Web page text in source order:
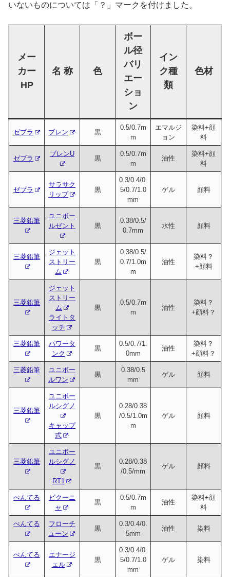
いないものについては「？」マークを付けました。
メー
カー
HP
名 称 色
ボー
ル径
バリ
エー
ショ
ン
イン
ク種
類
色材
ゼブラ ブレン 黒
0.5/0.7m
m
エマルジ
ョン
染料+顔
料
ゼブラ
ブレンU
黒
0.5/0.7m
m
油性
染料+顔
料
ゼブラ
サラサク
リップ
黒
0.3/0.4/0.
5/0.7/1.0
mm
ゲル 顔料
三菱鉛筆
ユニボー
ルゼント
黒
0.38/0.5/
0.7mm
水性 顔料
三菱鉛筆
ジェット
ストリー
ム
黒
0.38/0.5/
0.7/1.0m
m
油性
染料？
+顔料
三菱鉛筆
ジェット
ストリー
ム
ライトタ
ッチ
黒
0.5/0.7m
m
油性
染料？
+顔料？
三菱鉛筆
パワータ
ンク
黒
0.5/0.7/1.
0mm
油性
染料？
+顔料？
三菱鉛筆
ユニボー
ルワン
黒
0.38/0.5
mm
ゲル 顔料
三菱鉛筆
ユニボー
ルシグノ
キャップ
式
黒
0.28/0.38
/0.5/1.0m
m
ゲル 顔料
三菱鉛筆
ユニボー
ルシグノ
RT1
黒
0.28/0.38
/0.5/mm
ゲル 顔料
ぺんてる
ビクーニ
ャ
黒
0.5/0.7m
m
油性
染料+顔
料
ぺんてる
フローチ
ューン
黒
0.3/0.4/0.
5mm
油性 染料
ぺんてる
エナージ
ェル
黒
0.3/0.4/0.
5/0.7/1.0
mm
ゲル 染料